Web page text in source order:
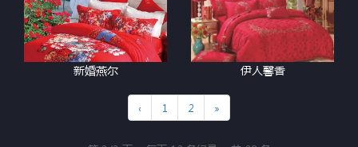
新婚燕尔 伊人馨香
‹ 1 2 »